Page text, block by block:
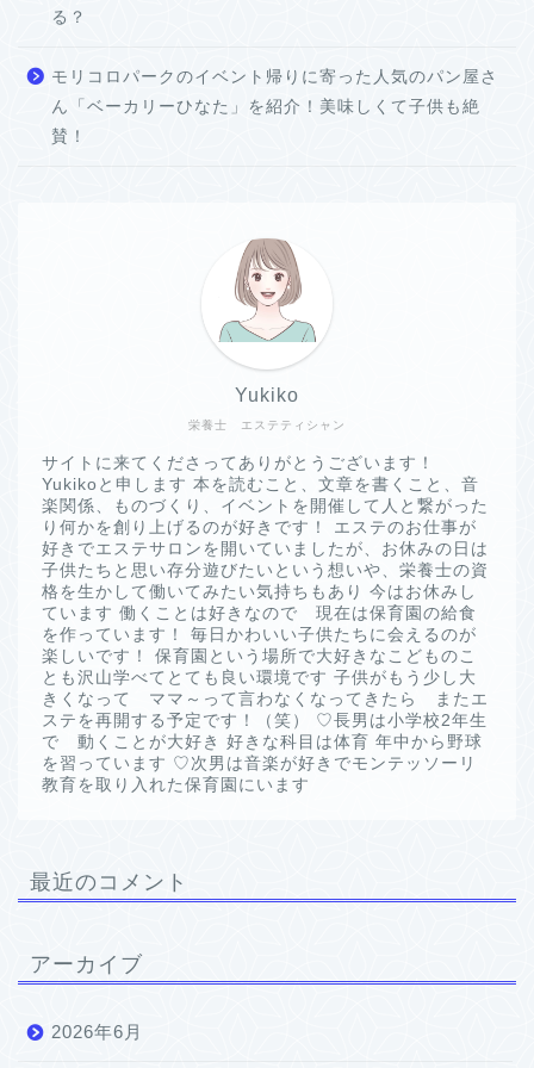
る？
モリコロパークのイベント帰りに寄った人気のパン屋さ
ん「ベーカリーひなた」を紹介！美味しくて子供も絶
賛！
栄養士 エステティシャン
Yukiko
サイトに来てくださってありがとうございます！
Yukikoと申します 本を読むこと、文章を書くこと、音
楽関係、ものづくり、イベントを開催して人と繋がった
り何かを創り上げるのが好きです！ エステのお仕事が
好きでエステサロンを開いていましたが、お休みの日は
子供たちと思い存分遊びたいという想いや、栄養士の資
格を生かして働いてみたい気持ちもあり 今はお休みし
ています 働くことは好きなので 現在は保育園の給食
を作っています！ 毎日かわいい子供たちに会えるのが
楽しいです！ 保育園という場所で大好きなこどものこ
とも沢山学べてとても良い環境です 子供がもう少し大
きくなって ママ～って言わなくなってきたら またエ
ステを再開する予定です！（笑） ♡長男は小学校2年生
で 動くことが大好き 好きな科目は体育 年中から野球
を習っています ♡次男は音楽が好きでモンテッソーリ
教育を取り入れた保育園にいます
最近のコメント
アーカイブ
2026年6月